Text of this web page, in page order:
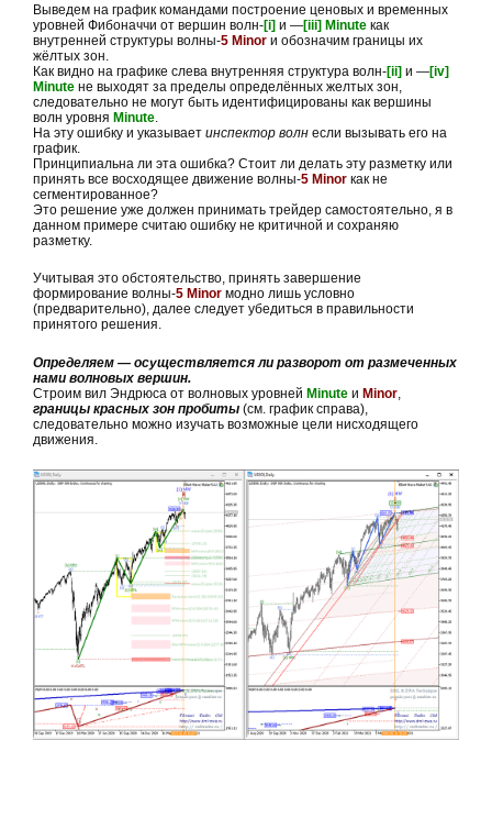
Выведем на график командами построение ценовых и временных
уровней Фибоначчи от вершин волн-[i] и —[iii] Minute как
внутренней структуры волны-5 Minor и обозначим границы их
жёлтых зон.
Как видно на графике слева внутренняя структура волн-[ii] и —[iv]
Minute не выходят за пределы определённых желтых зон,
следовательно не могут быть идентифицированы как вершины
волн уровня Minute.
На эту ошибку и указывает инспектор волн если вызывать его на
график.
Принципиальна ли эта ошибка? Стоит ли делать эту разметку или
принять все восходящее движение волны-5 Minor как не
сегментированное?
Это решение уже должен принимать трейдер самостоятельно, я в
данном примере считаю ошибку не критичной и сохраняю
разметку.
Учитывая это обстоятельство, принять завершение
формирование волны-5 Minor модно лишь условно
(предварительно), далее следует убедиться в правильности
принятого решения.
Определяем — осуществляется ли разворот от размеченных
нами волновых вершин.
Строим вил Эндрюса от волновых уровней Minute и Minor
границы красных зон пробиты (см. график справа),
следовательно можно изучать возможные цели нисходящего
движения.